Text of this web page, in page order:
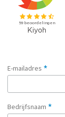
E-mailadres *
Bedrijfsnaam *